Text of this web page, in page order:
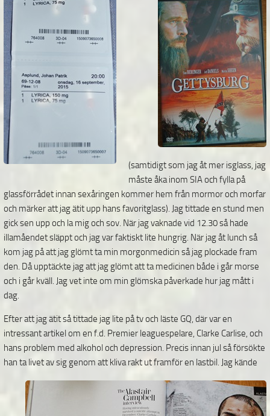
(samtidigt som jag åt mer isglass, jag
måste åka inom SIA och fylla på
glassförrådet innan sexåringen kommer hem från mormor och morfar
och märker att jag ätit upp hans favoritglass). Jag tittade en stund men
gick sen upp och la mig och sov. När jag vaknade vid 12.30 så hade
illamåendet släppt och jag var faktiskt lite hungrig. När jag åt lunch så
kom jag på att jag glömt ta min morgonmedicin så jag plockade fram
den. Då upptäckte jag att jag glömt att ta medicinen både i går morse
och i går kväll. Jag vet inte om min glömska påverkade hur jag mått i
dag.
Efter att jag ätit så tittade jag lite på tv och läste GQ, där var en
intressant artikel om en f.d. Premier leaguespelare, Clarke Carlise, och
hans problem med alkohol och depression. Precis innan jul så försökte
han ta livet av sig genom att kliva rakt ut framför en lastbil. Jag kände